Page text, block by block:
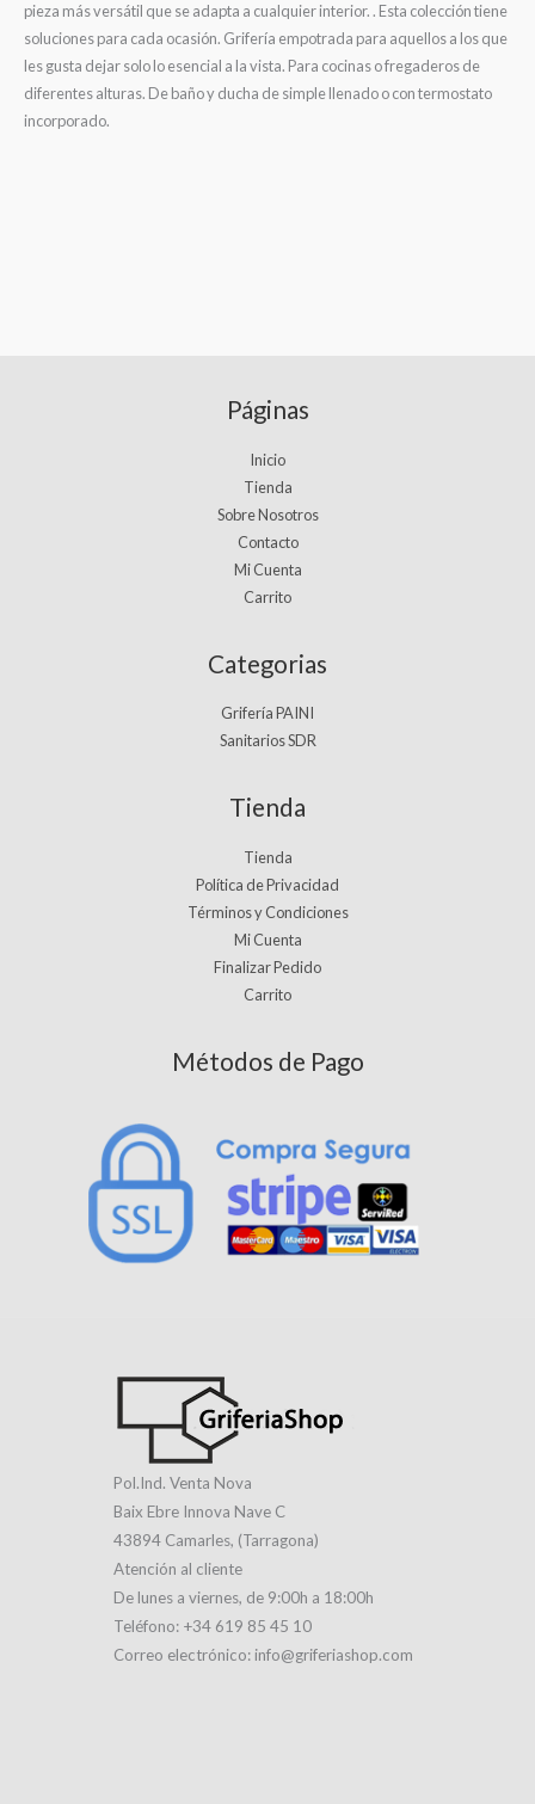
pieza más versátil que se adapta a cualquier interior. . Esta colección tiene
soluciones para cada ocasión. Grifería empotrada para aquellos a los que
les gusta dejar solo lo esencial a la vista. Para cocinas o fregaderos de
diferentes alturas. De baño y ducha de simple llenado o con termostato
incorporado.
Páginas
Inicio
Tienda
Sobre Nosotros
Contacto
Mi Cuenta
Carrito
Categorias
Grifería PAINI
Sanitarios SDR
Tienda
Tienda
Política de Privacidad
Términos y Condiciones
Mi Cuenta
Finalizar Pedido
Carrito
Métodos de Pago
Pol.Ind. Venta Nova
Baix Ebre Innova Nave C
43894 Camarles, (Tarragona)
Atención al cliente
De lunes a viernes, de 9:00h a 18:00h
Teléfono: +34 619 85 45 10
Correo electrónico: info@griferiashop.com